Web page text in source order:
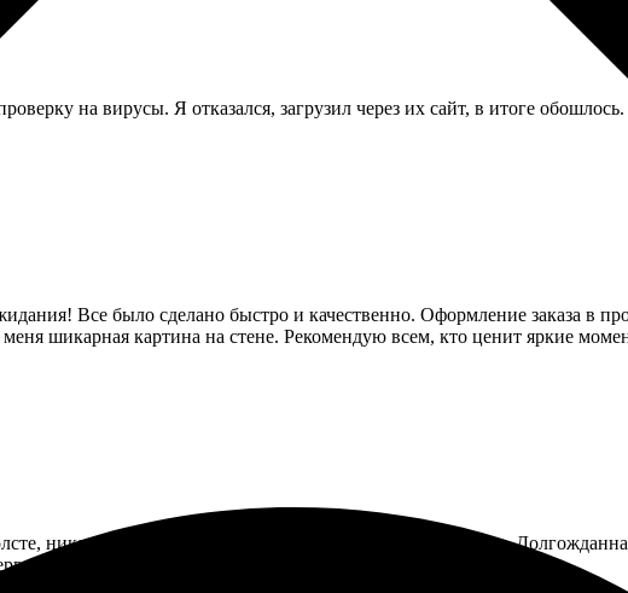
на вирусы. Я отказался, загрузил через их сайт, в итоге обошлось.
Все было сделано быстро и качественно. Оформление заказа в
шикарная картина на стене. Рекомендую всем, кто ценит яркие
никаких проблем. Процесс оформления прост и удобен.